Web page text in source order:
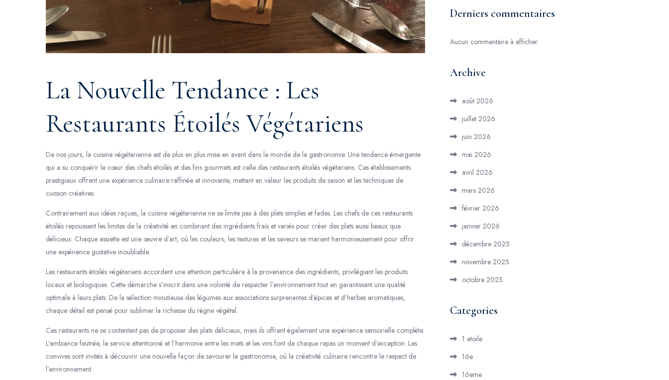
La Nouvelle Tendance : Les
Restaurants Étoilés Végétariens
De nos jours, la cuisine végétarienne est de plus en plus mise en avant dans le monde de la gastronomie. Une tendance émergente
qui a su conquérir le cœur des chefs étoilés et des fins gourmets est celle des restaurants étoilés végétariens. Ces établissements
prestigieux offrent une expérience culinaire raffinée et innovante, mettant en valeur les produits de saison et les techniques de
cuisson créatives.
Contrairement aux idées reçues, la cuisine végétarienne ne se limite pas à des plats simples et fades. Les chefs de ces restaurants
étoilés repoussent les limites de la créativité en combinant des ingrédients frais et variés pour créer des plats aussi beaux que
délicieux. Chaque assiette est une œuvre d’art, où les couleurs, les textures et les saveurs se marient harmonieusement pour offrir
une expérience gustative inoubliable.
Les restaurants étoilés végétariens accordent une attention particulière à la provenance des ingrédients, privilégiant les produits
locaux et biologiques. Cette démarche s’inscrit dans une volonté de respecter l’environnement tout en garantissant une qualité
optimale à leurs plats. De la sélection minutieuse des légumes aux associations surprenantes d’épices et d’herbes aromatiques,
chaque détail est pensé pour sublimer la richesse du règne végétal.
Ces restaurants ne se contentent pas de proposer des plats délicieux, mais ils offrent également une expérience sensorielle complète.
L’ambiance feutrée, le service attentionné et l’harmonie entre les mets et les vins font de chaque repas un moment d’exception. Les
convives sont invités à découvrir une nouvelle façon de savourer la gastronomie, où la créativité culinaire rencontre le respect de
l’environnement.
Derniers commentaires
Aucun commentaire à afficher.
Archive
août 2026
juillet 2026
juin 2026
mai 2026
avril 2026
mars 2026
février 2026
janvier 2026
décembre 2025
novembre 2025
octobre 2025
Categories
1 etoile
16e
16eme